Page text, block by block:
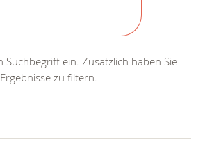
Suchbegriff ein. Zusätzlich haben Sie
zu filtern.